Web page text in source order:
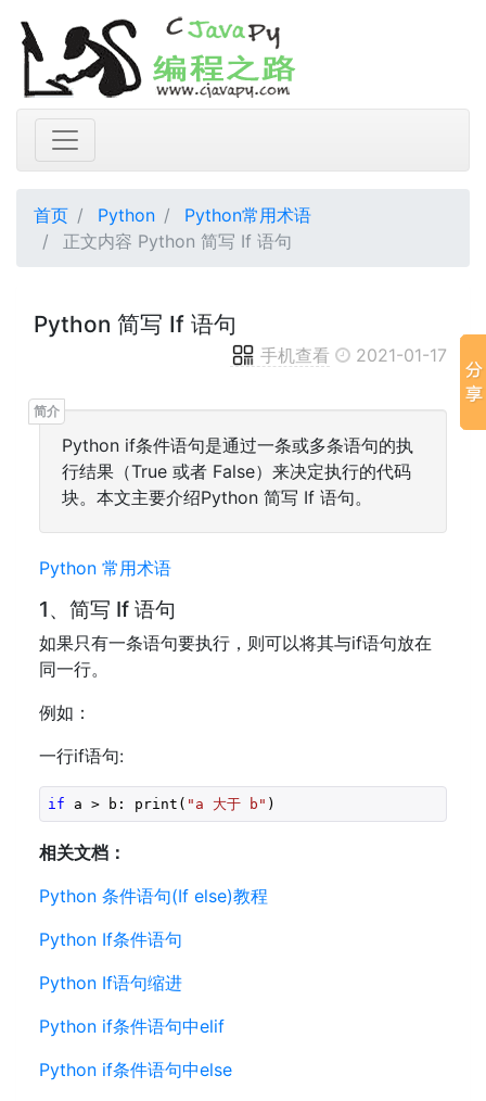
首页 Python
Python常用术语
正文内容 Python 简写 If 语句
Python 简写 If 语句
手机查看 2021-01-17
Python if条件语句是通过一条或多条语句的执
行结果（True 或者 False）来决定执行的代码
块。本文主要介绍Python 简写 If 语句。
Python 常用术语
1、简写 If 语句
如果只有一条语句要执行，则可以将其与if语句放在
同一行。
例如：
一行if语句:
if a > b: print( "a 大于 b" )
相关文档：
Python 条件语句(If else)教程
Python If条件语句
Python If语句缩进
Python if条件语句中elif
Python if条件语句中else